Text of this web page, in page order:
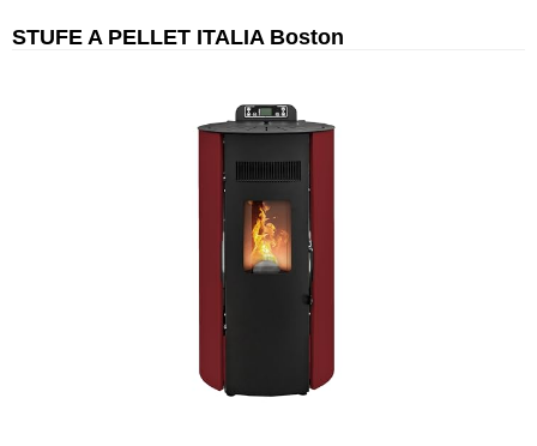
STUFE A PELLET ITALIA Boston